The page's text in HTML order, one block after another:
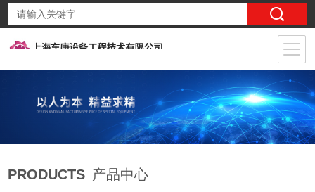
PRODUCTS 产品中心